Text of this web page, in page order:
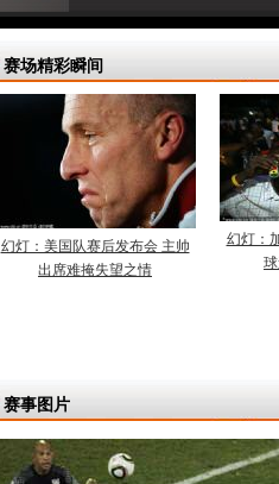
93' 00" 加纳 吉安(3号)破门得分
赛场精彩瞬间
幻灯：美国队赛后发布会 主帅
出席难掩失望之情
幻灯：
赛事图片